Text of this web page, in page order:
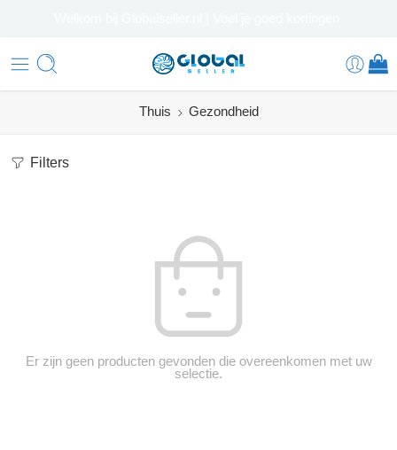
Thuis Gezondheid
Filters
Er zijn geen producten gevonden die overeenkomen met uw
selectie.